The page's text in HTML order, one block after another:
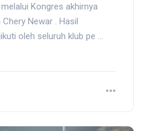
Kongres akhirnya
Newar . Hasil
oleh seluruh klub pe ...